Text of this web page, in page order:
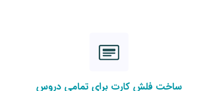
ساخت فلش کارت برای تمامی دروس